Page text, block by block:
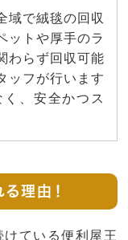
域で絨毯の回収
ットや厚手のラ
わらず回収可能
ッフが行います
、安全かつス
理由！
ている便利屋王